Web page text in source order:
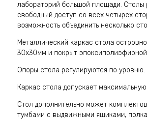
лабораторий большой площади.
свободный доступ со всех четырех
возможность объединить несколько
Металлический каркас стола
30х30мм и покрыт
Опоры стола регулируются по уровню.
Каркас стола допускает максимальную
Стол дополнительно может
тумбами с выдвижными ящиками,